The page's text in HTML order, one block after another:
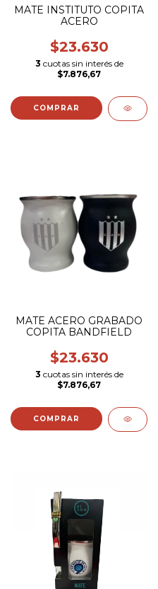
MATE INSTITUTO COPITA
ACERO
$23.630
3 cuotas sin interés de
$7.876,67
MATE ACERO GRABADO
COPITA BANDFIELD
$23.630
3 cuotas sin interés de
$7.876,67